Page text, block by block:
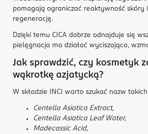
pomagają ograniczać reaktywność skóry
regenerację.
Dzięki temu CICA dobrze odnajduje się
pielęgnacja ma działać wyciszająco,
Jak sprawdzić, czy kosmetyk
wąkrotkę azjatycką?
W składzie INCI warto szukać nazw
Centella Asiatica Extract,
Centella Asiatica Leaf Water,
Madecassic Acid,